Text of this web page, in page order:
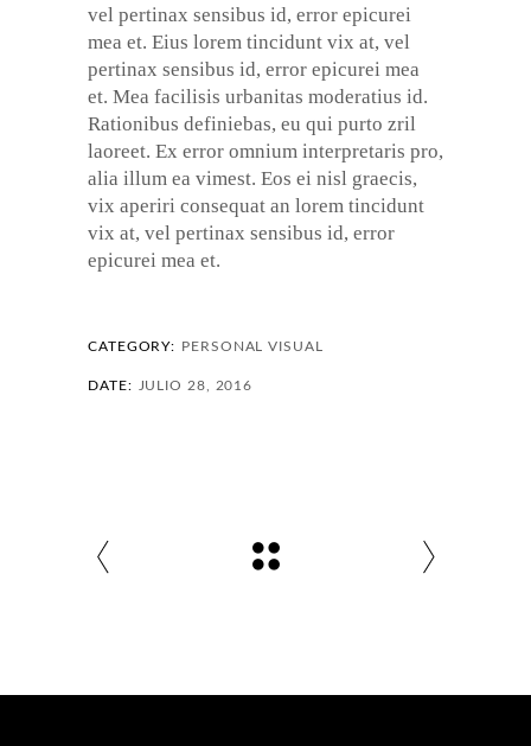
vel pertinax sensibus id, error epicurei
mea et. Eius lorem tincidunt vix at, vel
pertinax sensibus id, error epicurei mea
et. Mea facilisis urbanitas moderatius id.
Rationibus definiebas, eu qui purto zril
laoreet. Ex error omnium interpretaris pro,
alia illum ea vimest. Eos ei nisl graecis,
vix aperiri consequat an lorem tincidunt
vix at, vel pertinax sensibus id, error
epicurei mea et.
CATEGORY: PERSONAL VISUAL
DATE: JULIO 28, 2016